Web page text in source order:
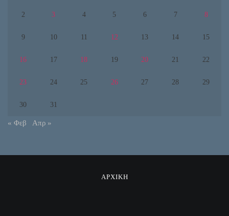
2 3 4 5 6 7 8
9 10 11 12 13 14 15
16 17 18 19 20 21 22
23 24 25 26 27 28 29
30 31
« Φεβ Απρ »
ΑΡΧΙΚΗ